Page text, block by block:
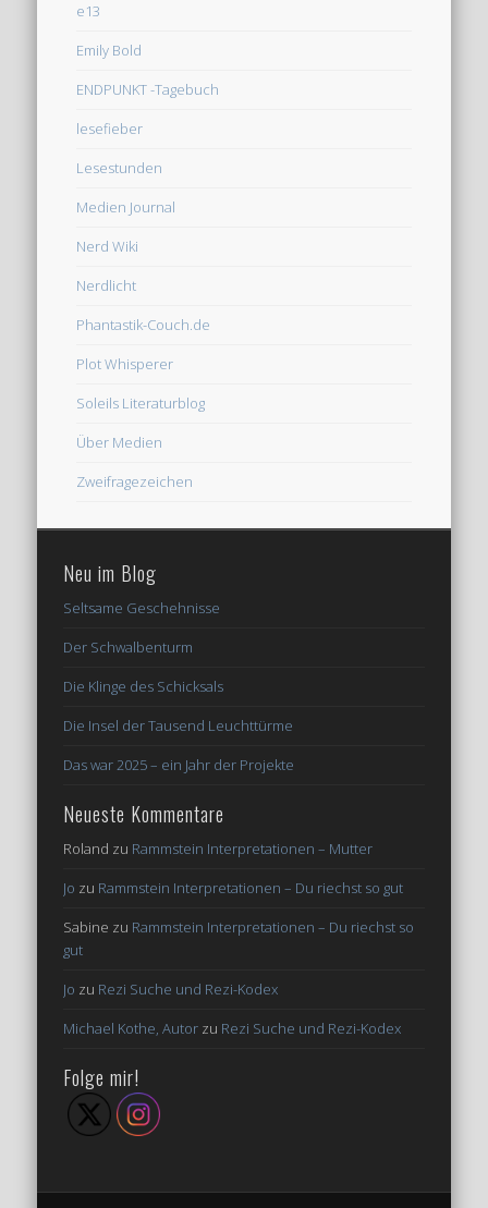
e13
Emily Bold
ENDPUNKT -Tagebuch
lesefieber
Lesestunden
Medien Journal
Nerd Wiki
Nerdlicht
Phantastik-Couch.de
Plot Whisperer
Soleils Literaturblog
Über Medien
Zweifragezeichen
Neu im Blog
Seltsame Geschehnisse
Der Schwalbenturm
Die Klinge des Schicksals
Die Insel der Tausend Leuchttürme
Das war 2025 – ein Jahr der Projekte
Neueste Kommentare
Roland zu Rammstein Interpretationen – Mutter
Jo zu Rammstein Interpretationen – Du riechst so gut
Sabine zu Rammstein Interpretationen – Du riechst so
gut
Jo zu Rezi Suche und Rezi-Kodex
Michael Kothe, Autor zu Rezi Suche und Rezi-Kodex
Folge mir!